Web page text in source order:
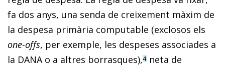
fa dos anys, una senda de creixement màxim de
la despesa primària computable (exclosos els
one-offs, per exemple, les despeses associades a
la DANA o a altres borrasques),4 neta de